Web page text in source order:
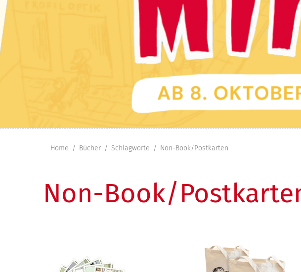
Home Bücher Schlagworte Non-Book/Postkarten
Non-Book/